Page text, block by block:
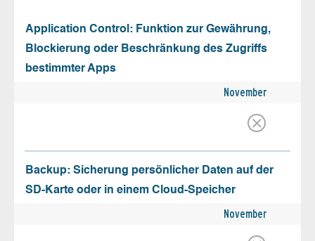
Application Control: Funktion zur Gewährung,
Blockierung oder Beschränkung des Zugriffs
bestimmter Apps
November
Backup: Sicherung persönlicher Daten auf der
SD-Karte oder in einem Cloud-Speicher
November